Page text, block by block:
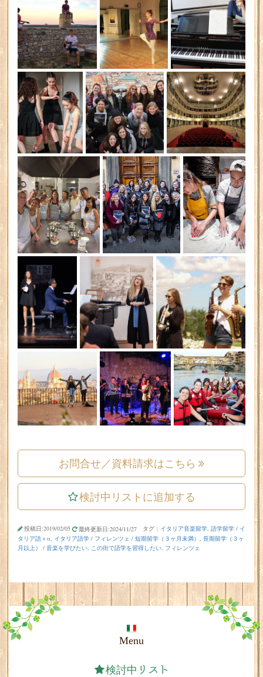
お問合せ／資料請求はこちら
検討中リストに追加する
投稿日:2019/02/05 最終更新日:2024/11/27 タグ： イタリア音楽留学 語学留学 / イ
タリア語＋α, イタリア語学 / フィレンツェ / 短期留学（３ヶ月未満） , 長期留学（３ヶ
月以上）
/ 音楽を学びたい, この街で語学を習得したい, フィレンツェ
Menu
検討中リスト